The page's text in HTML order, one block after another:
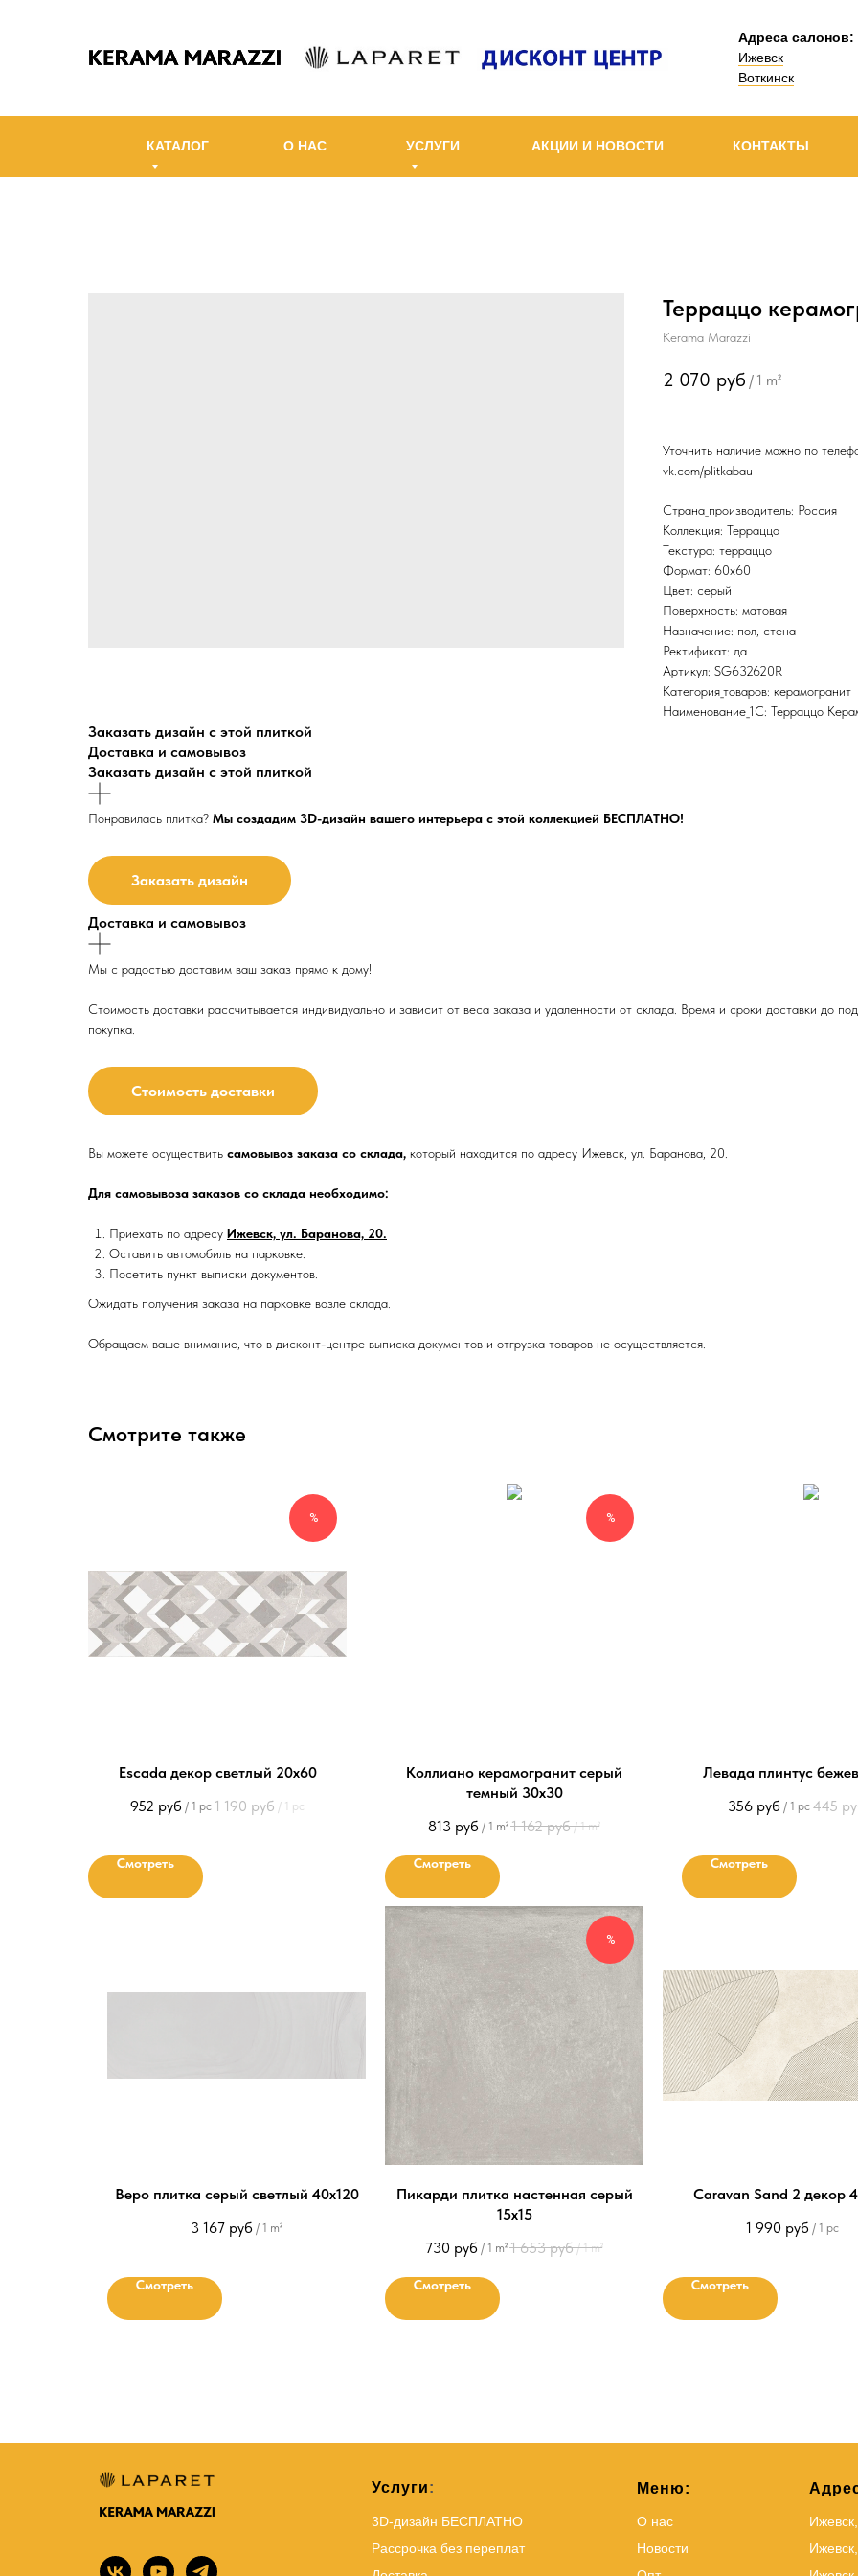
Адреса салонов:
Ижевск
Воткинск
КАТАЛОГ О НАС УСЛУГИ АКЦИИ И НОВОСТИ КОНТАКТЫ
Терраццо
Kerama Marazzi
2 070 руб / 1 m²
Уточнить наличие можно по
vk.com/plitkabau
Страна_производитель: Россия
Коллекция: Терраццо
Текстура: терраццо
Формат: 60x60
Цвет: серый
Поверхность: матовая
Назначение: пол, стена
Ректификат: да
Артикул: SG632620R
Категория_товаров: керамогранит
Наименование_1С: Терраццо
Заказать дизайн с этой плиткой
Доставка и самовывоз
Заказать дизайн с этой плиткой
Понравилась плитка? Мы создадим 3D-дизайн вашего интерьера с этой коллекцией БЕСПЛАТНО!
Заказать дизайн
Доставка и самовывоз
Мы с радостью доставим ваш заказ прямо к дому!
Стоимость доставки рассчитывается индивидуально и зависит от веса заказа и удаленности от склада. Время и сроки доставки до
покупка.
Стоимость доставки
Вы можете осуществить самовывоз заказа со склада, который находится по адресу Ижевск, ул. Баранова, 20.
Для самовывоза заказов со склада необходимо:
Приехать по адресу Ижевск, ул. Баранова, 20.
Оставить автомобиль на парковке.
Посетить пункт выписки документов.
Ожидать получения заказа на парковке возле склада.
Обращаем ваше внимание, что в дисконт-центре выписка документов и отгрузка товаров не осуществляется.
Смотрите также
%
Escada декор светлый 20х60
952 руб / 1 pc 1 190 руб / 1 pc
Смотреть
%
Коллиано керамогранит серый
темный 30х30
813 руб / 1 m² 1 162 руб / 1 m²
Смотреть
Левада плинтус
356 руб / 1 pc 445
Смотреть
Веро плитка серый светлый 40х120
3 167 руб / 1 m²
Смотреть
%
Пикарди плитка настенная серый
15х15
730 руб / 1 m² 1 653 руб / 1 m²
Смотреть
Caravan Sand 2 декор
1 990 руб / 1 pc
Смотреть
Услуги:
3D-дизайн БЕСПЛАТНО
Рассрочка без переплат
Меню:
О нас
Новости